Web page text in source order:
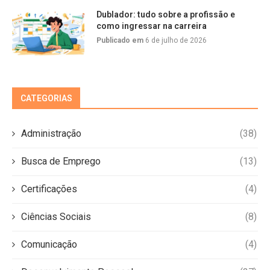
Dublador: tudo sobre a profissão e
como ingressar na carreira
Publicado em 6 de julho de 2026
CATEGORIAS
Administração (38)
Busca de Emprego (13)
Certificações (4)
Ciências Sociais (8)
Comunicação (4)